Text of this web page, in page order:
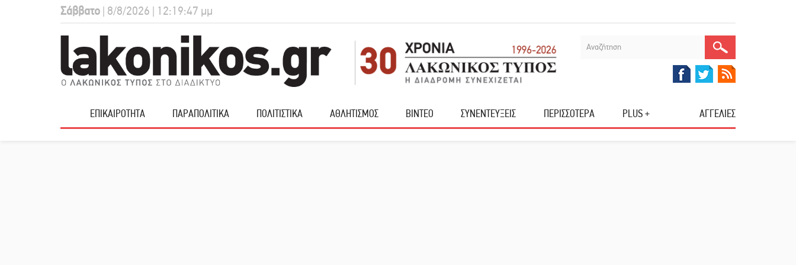
Σάββατο | 8/8/2026 | 12:19:48 μμ
ΕΠΙΚΑΙΡΟΤΗΤΑ ΠΑΡΑΠΟΛΙΤΙΚΑ ΠΟΛΙΤΙΣΤΙΚΑ ΑΘΛΗΤΙΣΜΟΣ ΒΙΝΤΕΟ ΣΥΝΕΝΤΕΥΞΕΙΣ ΠΕΡΙΣΣΟΤΕΡΑ PLUS + ΑΓΓΕΛΙΕΣ